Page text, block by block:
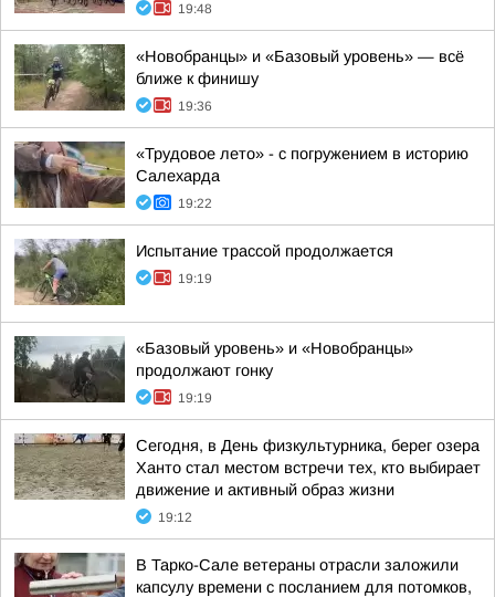
19:48
«Новобранцы» и «Базовый уровень» — всё
ближе к финишу
19:36
«Трудовое лето» - с погружением в историю
Салехарда
19:22
Испытание трассой продолжается
19:19
«Базовый уровень» и «Новобранцы»
продолжают гонку
19:19
Сегодня, в День физкультурника, берег озера
Ханто стал местом встречи тех, кто выбирает
движение и активный образ жизни
19:12
В Тарко-Сале ветераны отрасли заложили
капсулу времени с посланием для потомков,